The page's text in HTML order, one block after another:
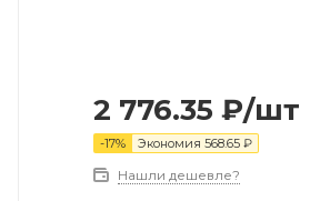
2 776.35 ₽/шт
-17% Экономия 568.65 ₽
Нашли дешевле?